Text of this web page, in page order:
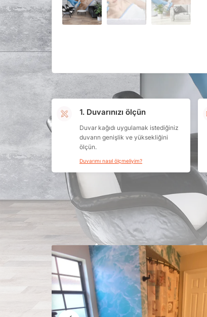
1. Duvarınızı ölçün
Duvar kağıdı uygulamak istediğiniz
duvarın genişlik ve yüksekliğini
ölçün.
Duvarımı nasıl ölçmeliyim?